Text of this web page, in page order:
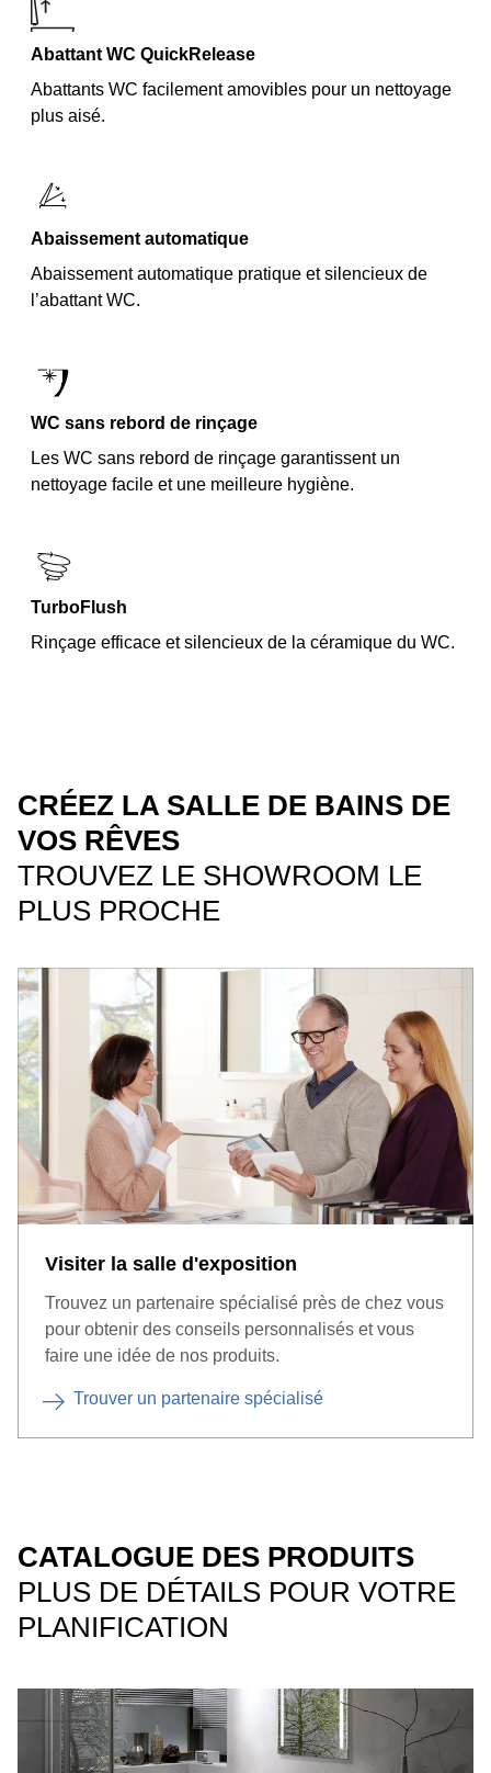
Abattant WC QuickRelease
Abattants WC facilement amovibles pour un nettoyage
plus aisé.
Abaissement automatique
Abaissement automatique pratique et silencieux de
l’abattant WC.
WC sans rebord de rinçage
Les WC sans rebord de rinçage garantissent un
nettoyage facile et une meilleure hygiène.
TurboFlush
Rinçage efficace et silencieux de la céramique du WC.
CRÉEZ LA SALLE DE BAINS DE
VOS RÊVES
TROUVEZ LE SHOWROOM LE
PLUS PROCHE
Visiter la salle d'exposition
Trouvez un partenaire spécialisé près de chez vous
pour obtenir des conseils personnalisés et vous
faire une idée de nos produits.
Trouver un partenaire spécialisé
CATALOGUE DES PRODUITS
PLUS DE DÉTAILS POUR VOTRE
PLANIFICATION